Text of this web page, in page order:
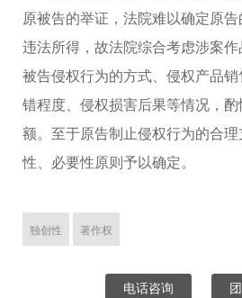
原被告的举证，法院难以确定原
违法所得，故法院综合考虑涉案作
被告侵权行为的方式、侵权产品
错程度、侵权损害后果等情况，
额。至于原告制止侵权行为的合
性、必要性原则予以确定。
独创性 著作权
电话咨询